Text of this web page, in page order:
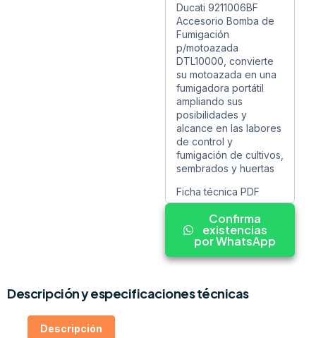
Ducati 9211006BF
Accesorio Bomba de
Fumigación
p/motoazada
DTL10000, convierte
su motoazada en una
fumigadora portátil
ampliando sus
posibilidades y
alcance en las labores
de control y
fumigación de cultivos,
sembrados y huertas
Ficha técnica PDF
Confirma
existencias
por WhatsApp
Descripción y especificaciones técnicas
Descripción